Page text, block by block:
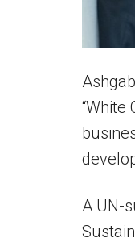
“White
A UN-